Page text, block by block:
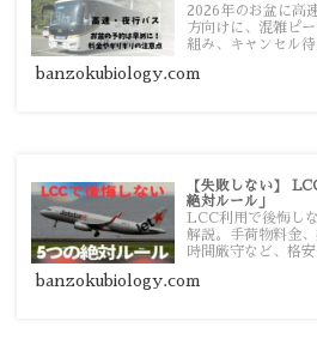
2026年のお盆に高
方向けに、混雑ピ
組み、キャンセル
banzokubiology.com
【失敗しない】
絶対ルール」
LCC利用で後悔し
解説。手荷物料金
時間厳守など、格
す。
banzokubiology.com